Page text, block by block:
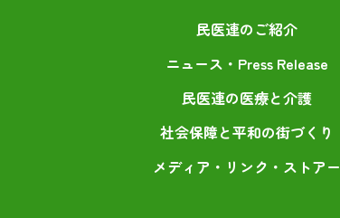
民医連のご紹介
ニュース・Press Release
民医連の医療と介護
社会保障と平和の街づくり
メディア・リンク・ストアー